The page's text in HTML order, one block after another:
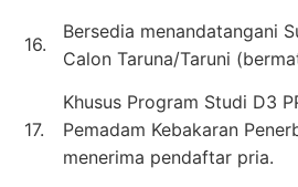
16.
Bersedia menandatangani
Calon Taruna/Taruni
17.
Khusus Program Studi D3
Pemadam Kebakaran
menerima pendaftar pria.